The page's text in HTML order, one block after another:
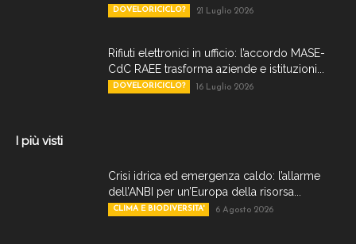
DOVELORICICLO? 21 Luglio 2026
Rifiuti elettronici in ufficio: l’accordo MASE-
CdC RAEE trasforma aziende e istituzioni...
DOVELORICICLO? 16 Luglio 2026
I più visti
Crisi idrica ed emergenza caldo: l’allarme
dell’ANBI per un’Europa della risorsa...
CLIMA E BIODIVERSITA' 6 Agosto 2026